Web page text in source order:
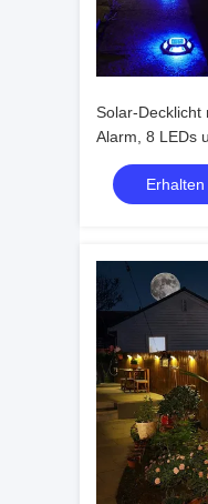
Solar-Decklicht
Alarm, 8 LEDs
Größe für den